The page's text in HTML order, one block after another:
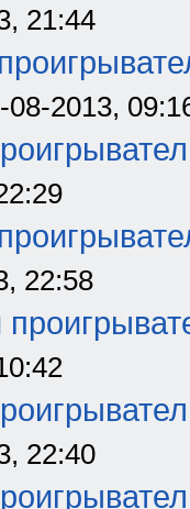
21:44
08-2013,
22:58
22:40